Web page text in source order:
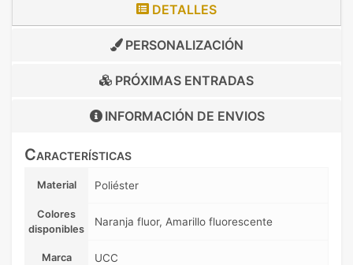
DETALLES
PERSONALIZACIÓN
PRÓXIMAS ENTRADAS
INFORMACIÓN DE ENVIOS
Características
Material Poliéster
Colores
disponibles
Naranja fluor, Amarillo fluorescente
Marca UCC